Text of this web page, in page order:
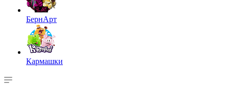
БернАрт
Кармашки